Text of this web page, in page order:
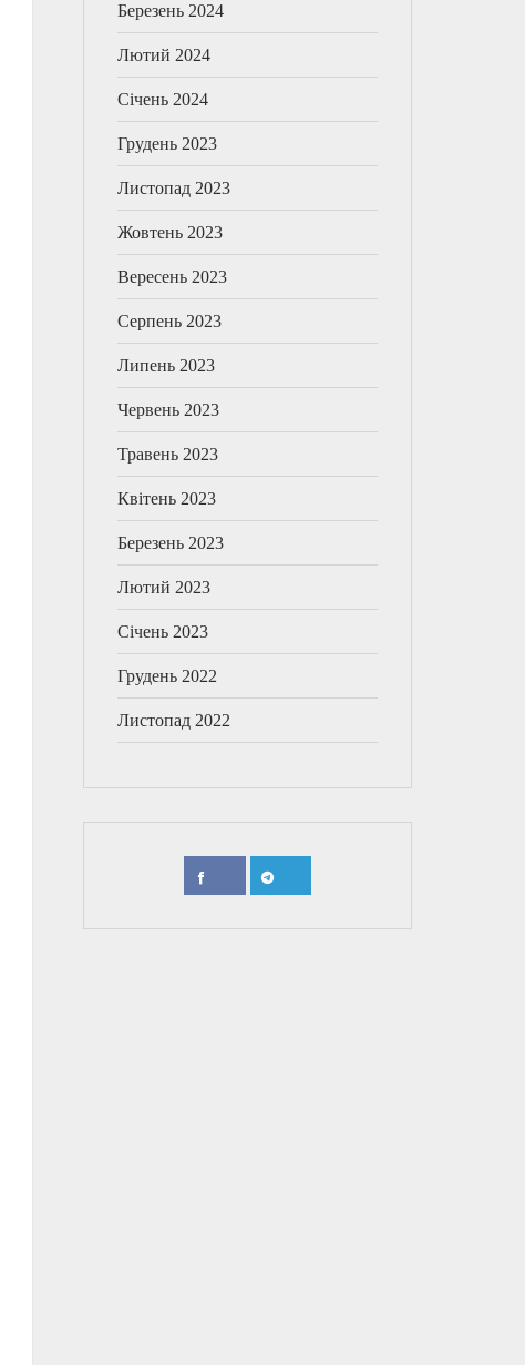
Березень 2024
Лютий 2024
Січень 2024
Грудень 2023
Листопад 2023
Жовтень 2023
Вересень 2023
Серпень 2023
Липень 2023
Червень 2023
Травень 2023
Квітень 2023
Березень 2023
Лютий 2023
Січень 2023
Грудень 2022
Листопад 2022